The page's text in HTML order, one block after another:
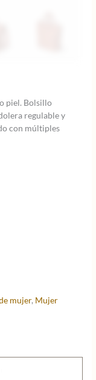
piel. Bolsillo
regulable y
con múltiples
mujer, Mujer